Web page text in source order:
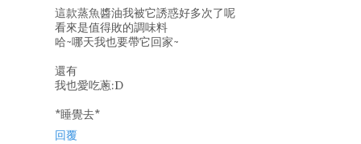
這款蒸魚醬油我被它誘惑好多次了呢
看來是值得敗的調味料
哈~哪天我也要帶它回家~
還有
我也愛吃蔥:D
*睡覺去*
回覆